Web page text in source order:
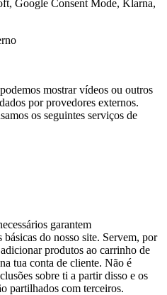
Google Consent Mode, Klarna,
mostrar vídeos ou outros
por provedores externos.
os seguintes serviços de
garantem
do nosso site. Servem, por
produtos ao carrinho de
tua conta de cliente. Não é
sobre ti a partir disso e os
partilhados com terceiros.